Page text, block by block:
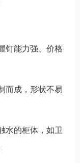
钉能力强、价格
而成，形状不易
水的柜体，如卫